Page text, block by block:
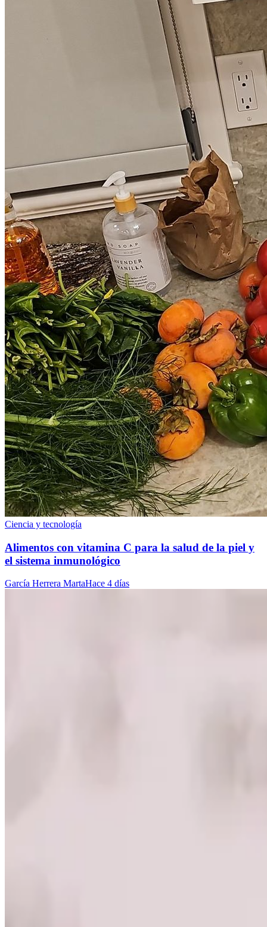
Ciencia y tecnología
Alimentos con vitamina C para la salud de la piel y
el sistema inmunológico
García Herrera MartaHace 4 días